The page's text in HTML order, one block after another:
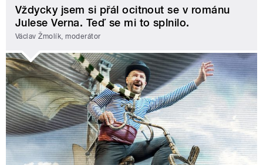
Vždycky jsem si přál ocitnout se v románu
Julese Verna. Teď se mi to splnilo.
Václav Žmolík, moderátor